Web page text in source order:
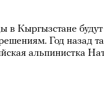
в Кыргызстане будут
Год назад
альпинистка